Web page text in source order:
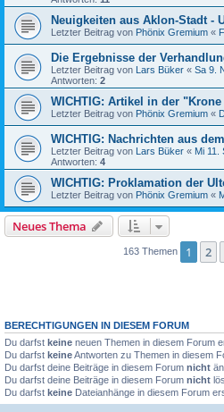
Neuigkeiten aus Aklon-Stadt -
Letzter Beitrag von Phönix Gremium «
Die Ergebnisse der
Letzter Beitrag von Lars Büker « Sa 9.
Antworten: 2
WICHTIG: Artikel in der
Letzter Beitrag von Phönix Gremium «
WICHTIG: Nachrichten aus
Letzter Beitrag von Lars Büker « Mi 11.
Antworten: 4
WICHTIG: Proklamation der
Letzter Beitrag von Phönix Gremium «
Neues Thema
163 Themen 1 2
BERECHTIGUNGEN IN DIESEM FORUM
Du darfst keine neuen Themen in diesem Forum
Du darfst keineAntworten zu Themen in diesem
Du darfst deine Beiträge in diesem Forum nicht
Du darfst deine Beiträge in diesem Forum nicht
Du darfst keine Dateianhänge in diesem Forum